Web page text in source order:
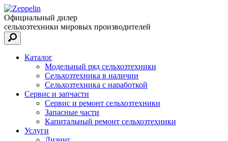
Официальный дилер
сельхозтехники мировых производителей
Каталог
Модельный ряд сельхозтехники
Сельхозтехника в наличии
Сельхозтехника с наработкой
Сервис и запчасти
Сервис и ремонт сельхозтехники
Запасные части
Капитальный ремонт сельхозтехники
Услуги